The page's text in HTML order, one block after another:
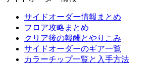
サイドオーダー情報まとめ
フロア攻略まとめ
クリア後の報酬とやりこみ
サイドオーダーのギア一覧
カラーチップ一覧と入手方法